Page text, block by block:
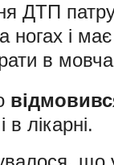
ДТП
і має
в
в лікарні.